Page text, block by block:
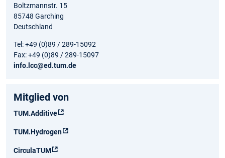
Boltzmannstr. 15
85748 Garching
Deutschland
Tel: +49 (0)89 / 289-15092
Fax: +49 (0)89 / 289-15097
info.lcc@ed.tum.de
Mitglied von
TUM.Additive
TUM.Hydrogen
CirculaTUM